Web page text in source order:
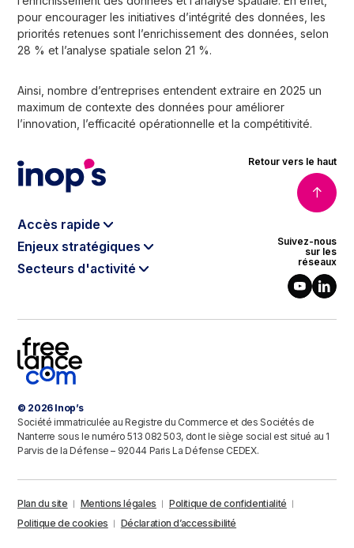
pour encourager les initiatives d’intégrité des données, les
priorités retenues sont l’enrichissement des données, selon
28 % et l’analyse spatiale selon 21 %.
Ainsi, nombre d’entreprises entendent extraire en 2025 un
maximum de contexte des données pour améliorer
l’innovation, l’efficacité opérationnelle et la compétitivité.
Accès rapide
Le modèle Inop’s
Qui sommes-nous ?
Nos engagements RSE
Le programme partenaires
Intelligence de la donnée
Contact
Enjeux stratégiques
Data & Intelligence Artificielle
Cybersécurité
Digital Software Engineering
Agilité
Industrie 4.0
Sustainable IT
Secteurs d'activité
Télécoms & Médias
Luxe & Retail
Industries & Healthcare
Secteur public
Défense
Transports & Logistique
Immobilier & Construction
Retour vers le haut
Suivez-nous
sur les
réseaux
© 2026 Inop’s
Société immatriculée au Registre du Commerce et des Sociétés de
Nanterre sous le numéro 513 082 503, dont le siège social est situé au 1
Parvis de la Défense – 92044 Paris La Défense CEDEX.
Plan du site Mentions légales
Politique de confidentialité
Politique de cookies
Déclaration d’accessibilité